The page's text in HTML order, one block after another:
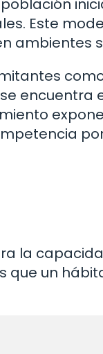
Este
ambientes
encuentra
la
que un